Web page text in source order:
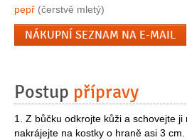
pepř (čerstvě mletý)
NÁKUPNÍ SEZNAM NA E-MAIL
Postup přípravy
1. Z bůčku odkrojte kůži a schovejte
nakrájejte na kostky o hraně asi 3